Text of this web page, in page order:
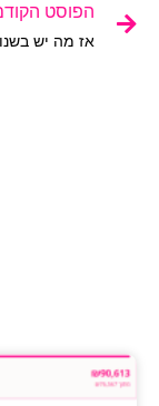
הפוסט
אז מה יש